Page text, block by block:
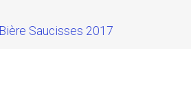
Saucisses 2017